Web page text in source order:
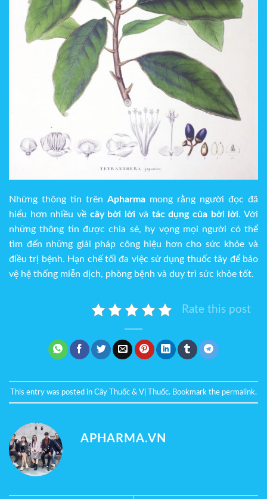
Những thông tin trên Apharma mong rằng người đọc đã
hiểu hơn nhiều về cây bời lời và tác dụng của bời lời. Với
những thông tin được chia sẻ, hy vọng mọi người có thể
tìm đến những giải pháp công hiệu hơn cho sức khỏe và
điều trị bệnh. Hạn chế tối đa việc sử dụng thuốc tây để bảo
vệ hệ thống miễn dịch, phòng bệnh và duy trì sức khỏe tốt.
Rate this post
This entry was posted in Cây Thuốc & Vị Thuốc. Bookmark the permalink.
APHARMA.VN